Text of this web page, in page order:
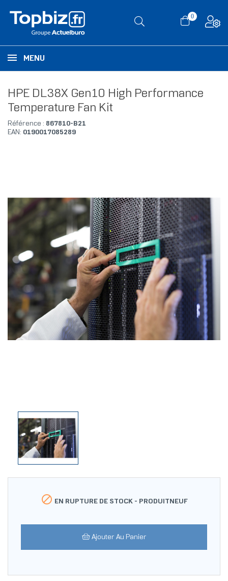
0
MENU
HPE DL38X Gen10 High Performance
Temperature Fan Kit
Référence : 867810-B21
EAN: 0190017085289
 EN RUPTURE DE STOCK - PRODUITNEUF
Ajouter Au Panier